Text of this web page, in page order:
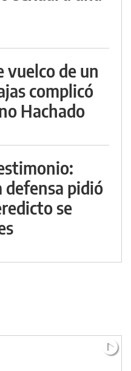
vuelco de un
complicó
Hachado
defensa pidió
se